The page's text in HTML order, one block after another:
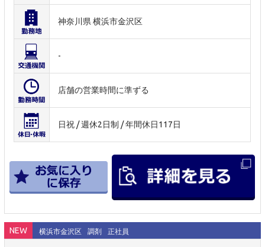
神奈川県 横浜市金沢区
-
店舗の営業時間に準ずる
日祝 / 週休2日制 / 年間休日117日
NEW 横浜市金沢区 調剤 正社員